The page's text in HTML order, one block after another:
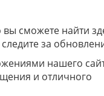
вы сможете найти
за
нашего
и отличного